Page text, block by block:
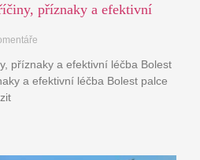
příznaky a efektivní
příznaky a efektivní léčba Bolest
a efektivní léčba Bolest palce